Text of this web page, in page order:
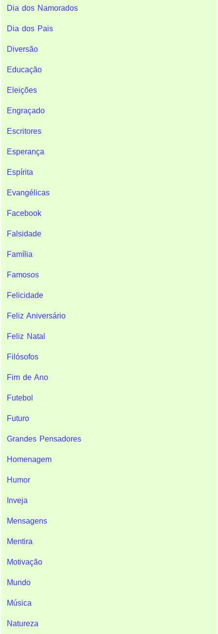
Dia dos Namorados
Dia dos Pais
Diversão
Educação
Eleições
Engraçado
Escritores
Esperança
Espírita
Evangélicas
Facebook
Falsidade
Família
Famosos
Felicidade
Feliz Aniversário
Feliz Natal
Filósofos
Fim de Ano
Futebol
Futuro
Grandes Pensadores
Homenagem
Humor
Inveja
Mensagens
Mentira
Motivação
Mundo
Música
Natureza